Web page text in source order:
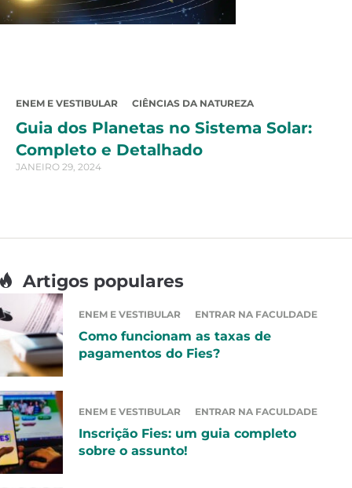
ENEM E VESTIBULAR CIÊNCIAS DA NATUREZA
Guia dos Planetas no Sistema Solar:
Completo e Detalhado
JANEIRO 29, 2024
Artigos populares
ENEM E VESTIBULAR ENTRAR NA FACULDADE
Como funcionam as taxas de
pagamentos do Fies?
ENEM E VESTIBULAR ENTRAR NA FACULDADE
Inscrição Fies: um guia completo
sobre o assunto!